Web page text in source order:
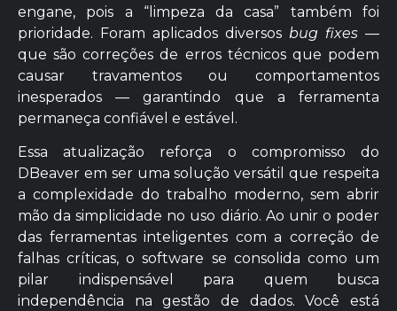
engane, pois a “limpeza da casa” também foi
prioridade. Foram aplicados diversos bug fixes —
que são correções de erros técnicos que podem
causar travamentos ou comportamentos
inesperados — garantindo que a ferramenta
permaneça confiável e estável.
Essa atualização reforça o compromisso do
DBeaver em ser uma solução versátil que respeita
a complexidade do trabalho moderno, sem abrir
mão da simplicidade no uso diário. Ao unir o poder
das ferramentas inteligentes com a correção de
falhas críticas, o software se consolida como um
pilar indispensável para quem busca
independência na gestão de dados. Você está